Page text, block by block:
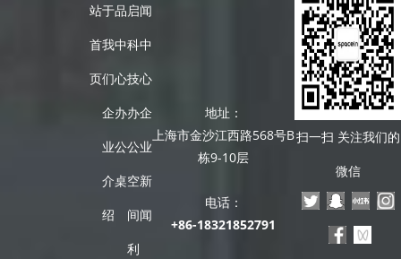
站
首
页
于
我
们
品
中
心
启
科
技
闻
中
心
企
业
介
绍
办
公
桌
办
公
空
间
利
企
业
新
闻
地址：
上海市金沙江西路568号B
栋9-10层
电话：
+86-18321852791
扫一扫 关注我们的
微信